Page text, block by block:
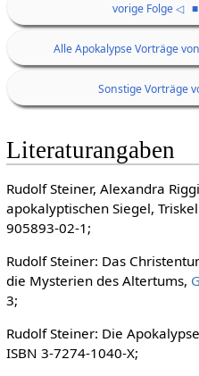
vorige Folge ◁ ■
Alle Apokalypse Vorträge
Sonstige Vorträge
Literaturangaben
Rudolf Steiner, Alexandra
apokalyptischen Siegel,
905893-02-1;
Rudolf Steiner: Das
die Mysterien des Altertums,
3;
Rudolf Steiner: Die
ISBN 3-7274-1040-X;